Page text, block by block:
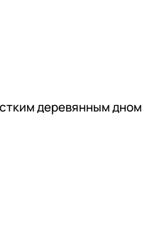
деревянным дном